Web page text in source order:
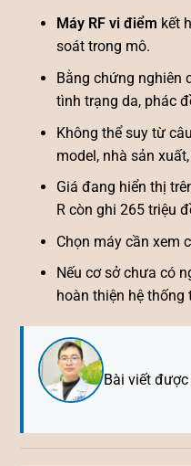
Máy RF vi điểm kết
soát trong mô.
Bằng chứng nghiên
tình trạng da, phác
Không thể suy từ
model, nhà sản
Giá đang hiển thị
R còn ghi 265 triệu
Chọn máy cần xem
Nếu cơ sở chưa có
hoàn thiện hệ thống
Bài viết